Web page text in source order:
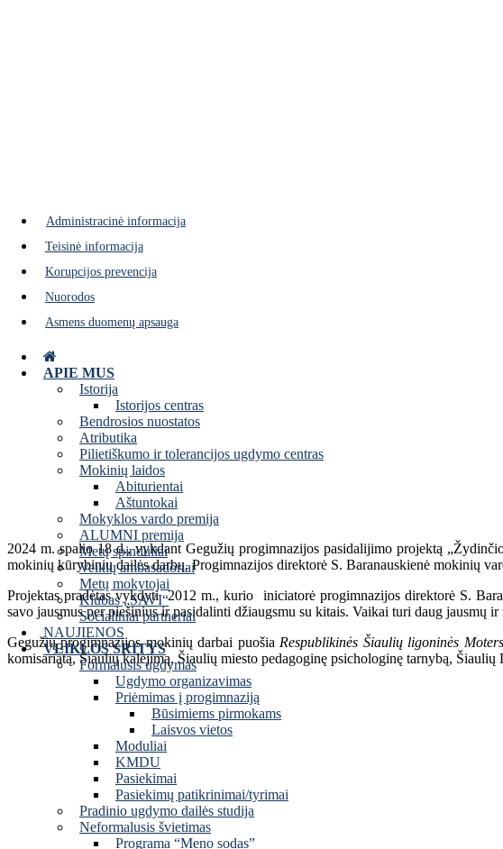
Administracinė informacija
Teisinė informacija
Korupcijos prevencija
Nuorodos
Asmens duomenų apsauga
APIE MUS
Istorija
Istorijos centras
Bendrosios nuostatos
Atributika
Pilietiškumo ir tolerancijos ugdymo centras
Mokinių laidos
Abiturientai
Aštuntokai
Mokyklos vardo premija
ALUMNI premija
Metų spinduliai
Veiklų ambasadoriai
Metų mokytojai
Klubas „SAVI“
Socialiniai partneriai
NAUJIENOS
VEIKLOS SRITYS
Formalusis ugdymas
Ugdymo organizavimas
Priėmimas į progimnaziją
Būsimiems pirmokams
Laisvos vietos
Moduliai
KMDU
Pasiekimai
Pasiekimų patikrinimai/tyrimai
Pradinio ugdymo dailės studija
Neformalusis švietimas
Programa “Meno sodas”
2024 m. spalio 18 d., vykdant Gegužių progimnazijos pasidalijimo projektą
mokinių kūrybinių dailės darbų. Progimnazijos direktorė S. Baranauskienė mokinių
Projektas pradėtas vykdyti 2012 m., kurio iniciatorė progimnazijos direktorė S.
savo jausmus per piešinius ir pasidalinti džiaugsmu su kitais. Vaikai turi daug
Gegužių progimnazijos mokinių darbai puošia Respublikinės Šiaulių ligoninės
komisariatą, Šiaulių kalėjimą, Šiaulių miesto pedagoginę psichologinę tarnybą,